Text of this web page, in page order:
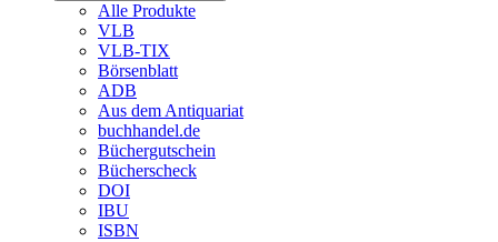
Alle Produkte
VLB
VLB-TIX
Börsenblatt
ADB
Aus dem Antiquariat
buchhandel.de
Büchergutschein
Bücherscheck
DOI
IBU
ISBN